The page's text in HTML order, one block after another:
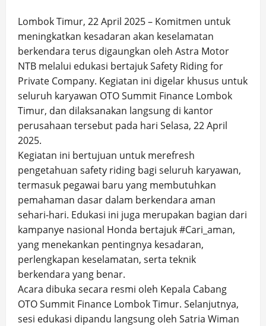
Lombok Timur, 22 April 2025 – Komitmen untuk
meningkatkan kesadaran akan keselamatan
berkendara terus digaungkan oleh Astra Motor
NTB melalui edukasi bertajuk Safety Riding for
Private Company. Kegiatan ini digelar khusus untuk
seluruh karyawan OTO Summit Finance Lombok
Timur, dan dilaksanakan langsung di kantor
perusahaan tersebut pada hari Selasa, 22 April
2025.
Kegiatan ini bertujuan untuk merefresh
pengetahuan safety riding bagi seluruh karyawan,
termasuk pegawai baru yang membutuhkan
pemahaman dasar dalam berkendara aman
sehari-hari. Edukasi ini juga merupakan bagian dari
kampanye nasional Honda bertajuk #Cari_aman,
yang menekankan pentingnya kesadaran,
perlengkapan keselamatan, serta teknik
berkendara yang benar.
Acara dibuka secara resmi oleh Kepala Cabang
OTO Summit Finance Lombok Timur. Selanjutnya,
sesi edukasi dipandu langsung oleh Satria Wiman